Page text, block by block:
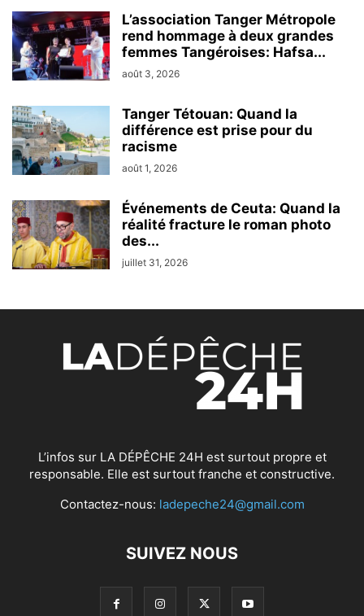
L’association Tanger Métropole
rend hommage à deux grandes
femmes Tangéroises: Hafsa...
août 3, 2026
Tanger Tétouan: Quand la
différence est prise pour du
racisme
août 1, 2026
Événements de Ceuta: Quand la
réalité fracture le roman photo
des...
juillet 31, 2026
L’infos sur LA DÉPÊCHE 24H est surtout propre et
responsable. Elle est surtout franche et constructive.
Contactez-nous: ladepeche24@gmail.com
SUIVEZ NOUS